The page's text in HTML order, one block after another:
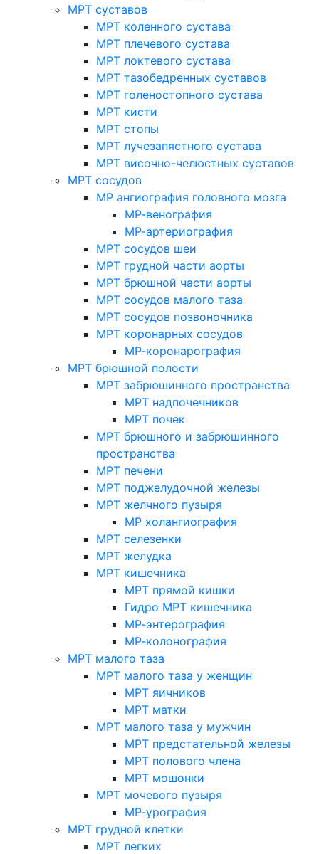
МРТ суставов
МРТ коленного сустава
МРТ плечевого сустава
МРТ локтевого сустава
МРТ тазобедренных суставов
МРТ голеностопного сустава
МРТ кисти
МРТ стопы
МРТ лучезапястного сустава
МРТ височно-челюстных суставов
МРТ сосудов
МР ангиография головного мозга
МР-венография
МР-артериография
МРТ сосудов шеи
МРТ грудной части аорты
МРТ брюшной части аорты
МРТ сосудов малого таза
МРТ сосудов позвоночника
МРТ коронарных сосудов
МР-коронарография
МРТ брюшной полости
МРТ забрюшинного пространства
МРТ надпочечников
МРТ почек
МРТ брюшного и забрюшинного
пространства
МРТ печени
МРТ поджелудочной железы
МРТ желчного пузыря
МР холангиография
МРТ селезенки
МРТ желудка
МРТ кишечника
МРТ прямой кишки
Гидро МРТ кишечника
МР-энтерография
МР-колонография
МРТ малого таза
МРТ малого таза у женщин
МРТ яичников
МРТ матки
МРТ малого таза у мужчин
МРТ предстательной железы
МРТ полового члена
МРТ мошонки
МРТ мочевого пузыря
МР-урография
МРТ грудной клетки
МРТ легких